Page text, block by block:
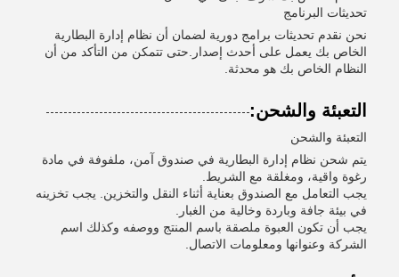
تحديثات البرنامج
نحن نقدم تحديثات برامج دورية لضمان أن نظام إدارة البطارية
الخاص بك يعمل على أحدث إصدار.حتى تتمكن من التأكد من أن
النظام الخاص بك هو محدثة.
التعبئة والشحن:
التعبئة والشحن
يتم شحن نظام إدارة البطارية في صندوق آمن، ملفوفة في مادة
رغوة واقية، ومغلقة مع الشريط.
يجب التعامل مع الصندوق بعناية أثناء النقل والتخزين. يجب تخزينه
في بيئة جافة وباردة وخالية من الغبار.
يجب أن تكون العبوة ملصقة باسم المنتج ووصفه وكذلك اسم
الشركة وعنوانها ومعلومات الاتصال.